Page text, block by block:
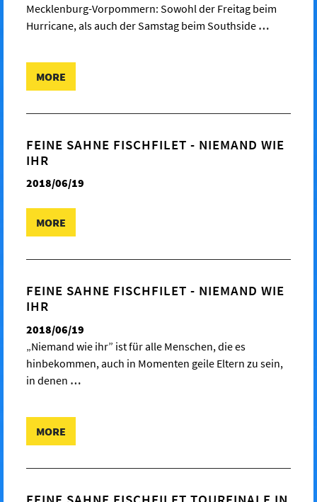
Mecklenburg-Vorpommern: Sowohl der Freitag beim
Hurricane, als auch der Samstag beim Southside …
MORE
FEINE SAHNE FISCHFILET - NIEMAND WIE
IHR
2018/06/19
MORE
FEINE SAHNE FISCHFILET - NIEMAND WIE
IHR
2018/06/19
„Niemand wie ihr” ist für alle Menschen, die es
hinbekommen, auch in Momenten geile Eltern zu sein,
in denen …
MORE